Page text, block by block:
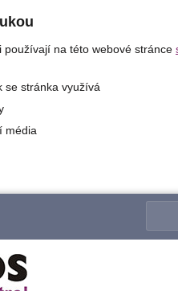
na této webové stránce
se stránka využívá
média